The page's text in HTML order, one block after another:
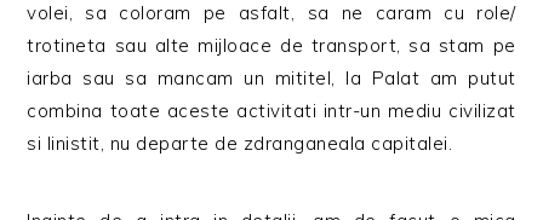
volei, sa coloram pe asfalt, sa ne caram cu role/
trotineta sau alte mijloace de transport, sa stam pe
iarba sau sa mancam un mititel, la Palat am putut
combina toate aceste activitati intr-un mediu civilizat
si linistit, nu departe de zdranganeala capitalei.